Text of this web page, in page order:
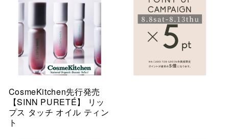
CosmeKitchen先行発売
【SINN PURETÉ】 リッ
プス タッチ オイル ティン
ト